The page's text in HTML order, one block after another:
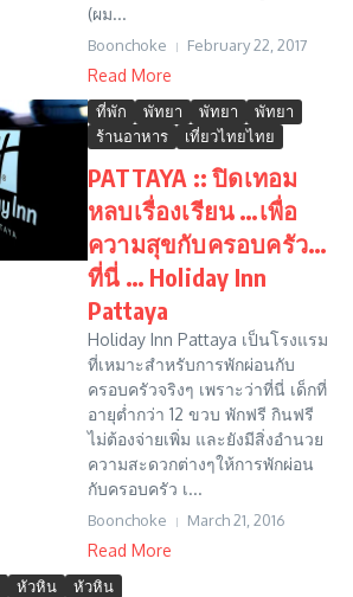
(ผม...
Boonchoke February 22, 2017
Read More
ที่พัก พัทยา พัทยา
พัทยา
ร้านอาหาร
เที่ยวไทยไทย
PATTAYA :: ปิดเทอม
หลบเรื่องเรียน …เพื่อ
ความสุขกับครอบครัว…
ที่นี่ … Holiday Inn
Pattaya
Holiday Inn Pattaya เป็นโรงแรม
ที่เหมาะสำหรับการพักผ่อนกับ
ครอบครัวจริงๆ เพราะว่าที่นี่ เด็กที่
อายุต่ำกว่า 12 ขวบ พักฟรี กินฟรี
ไม่ต้องจ่ายเพิ่ม และยังมีสิ่งอำนวย
ความสะดวกต่างๆให้การพักผ่อน
กับครอบครัว เ...
Boonchoke March 21, 2016
Read More
หัวหิน หัวหิน